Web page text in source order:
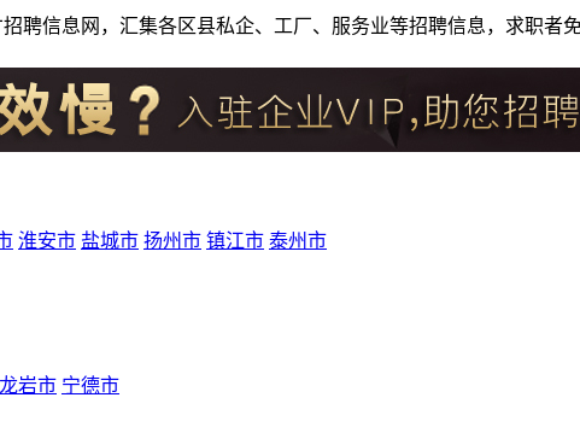
聘信息网，汇集各区县私企、工厂、服务业等招聘信息，求职
淮安市 盐城市 扬州市 镇江市 泰州市
龙岩市 宁德市